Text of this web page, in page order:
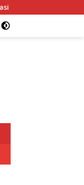
Titik Rawan